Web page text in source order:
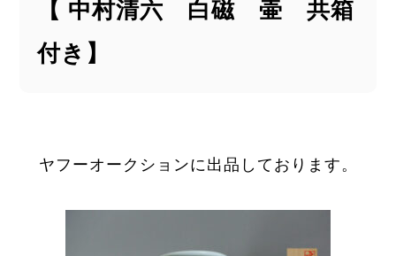
【 中村清六 白磁 壷 共箱
付き】
ヤフーオークションに出品しております。